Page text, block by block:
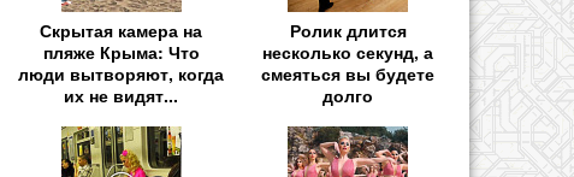
Скрытая камера на
пляже Крыма: Что
люди вытворяют, когда
их не видят...
Ролик длится
несколько секунд, а
смеяться вы будете
долго